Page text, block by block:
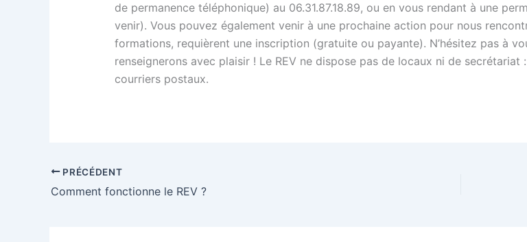
de permanence téléphonique) au 06.31.87.18.89, ou en vous rendant à une
venir). Vous pouvez également venir à une prochaine action pour nous
formations, requièrent une inscription (gratuite ou payante). N’hésitez pas à
renseignerons avec plaisir ! Le REV ne dispose pas de locaux ni de
courriers postaux.
PRÉCÉDENT
Comment fonctionne le REV ?